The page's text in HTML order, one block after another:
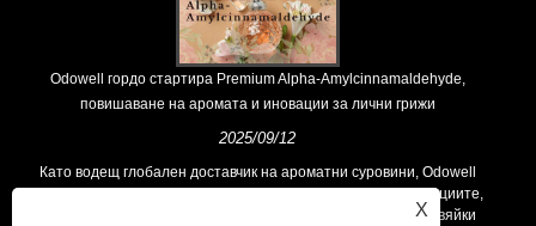
Odowell гордо стартира Premium Alpha-Amylcinnamaldehyde,
повишаване на аромата и иновации за лични грижи
2025/09/12
Като водещ глобален доставчик на ароматни суровини, Odowell
поддържа основна философия на „ориентирана към иновациите,
фокусирани върху качеството“, последователно предоставяйки
X